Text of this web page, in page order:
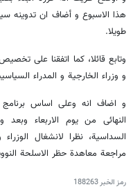
هذا الاسبوع و أضاف ان تدوینه
طویلا.
وتابع قائلا، کما اتفقنا علی
و وزراء الخارجیة و المدراء
و اضاف انه وعلی اساس برنامج
النهائی من یوم الاربعاء
السداسیة، نظرا لانشغال
مراجعة معاهدة حظر الاسلحة
رمز الخبر188263